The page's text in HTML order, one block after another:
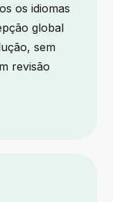
os idiomas
global
sem
revisão